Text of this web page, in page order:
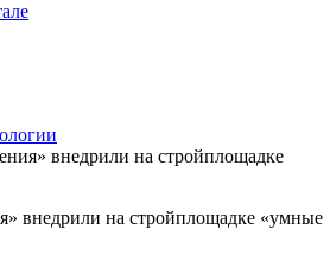
внедрили на стройплощадке